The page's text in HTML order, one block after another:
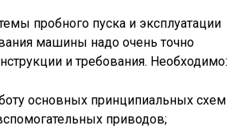
пробного пуска и эксплуатации
машины надо очень точно
и требования. Необходимо:
основных принципиальных схем
приводов;